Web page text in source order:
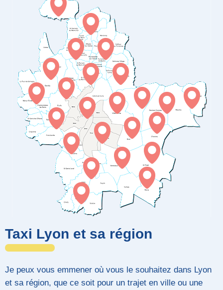
Taxi Lyon et sa région
Je peux vous emmener où vous le souhaitez dans Lyon
et sa région, que ce soit pour un trajet en ville ou une